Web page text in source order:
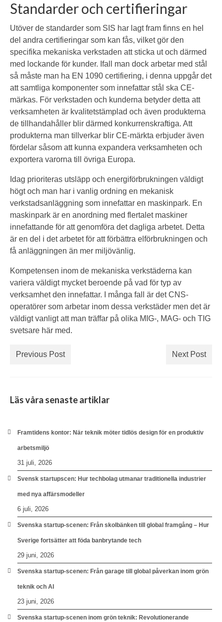
Standarder och certifieringar
Utöver de standarder som SIS har lagt fram finns en hel
del andra certifieringar som kan fås, vilket gör den
specifika mekaniska verkstaden att sticka ut och därmed
med lockande för kunder. Ifall man dock arbetar med stål
så måste man ha EN 1090 certifiering, i denna uppgår det
att samtliga komponenter som innefattar stål ska CE-
märkas. För verkstaden och kunderna betyder detta att
verksamheten är kvalitetstämplad och även produkterna
de tillhandahåller blir därmed konkurrenskraftiga. Att
produkterna man tillverkar blir CE-märkta erbjuder även
fördelar såsom att kunna expandera verksamheten och
exportera varorna till övriga Europa.
Idag prioriteras utsläpp och energiförbrukningen väldigt
högt och man har i vanlig ordning en mekanisk
verkstadsanläggning som innefattar en maskinpark. En
maskinpark är en anordning med flertalet maskiner
innefattande för att genomföra det dagliga arbetet. Detta
är en del i det arbetet för att förbättra elförbrukningen och
få anläggningen än mer miljövänlig.
Kompetensen inom de mekaniska verkstäderna kan
variera väldigt mycket beroende på vad för typ av
verksamhet den innefattar. I många fall är det CNS-
operatörer som arbetar inom dessa verkstäder men det är
väldigt vanligt att man träffar på olika MIG-, MAG- och TIG
svetsare här med.
Previous Post Next Post
Läs våra senaste artiklar
Framtidens kontor: När teknik möter tidlös design för en produktiv
arbetsmiljö
31 juli, 2026
Svensk startupscen: Hur techbolag utmanar traditionella industrier
med nya affärsmodeller
6 juli, 2026
Svenska startup-scenen: Från skolbänken till global framgång – Hur
Sverige fortsätter att föda banbrytande tech
29 juni, 2026
Svenska startup-scenen: Från garage till global påverkan inom grön
teknik och AI
23 juni, 2026
Svenska startup-scenen inom grön teknik: Revolutionerande